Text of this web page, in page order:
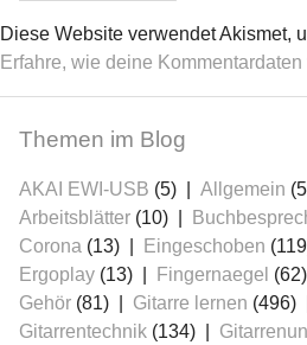
Diese Website verwendet Akismet,
Erfahre, wie deine
Themen im Blog
AKAI EWI-USB (5) Allgemein
Arbeitsblätter (10)
Corona (13) Eingeschoben
Ergoplay (13) Fingernaegel (62)
Gehör (81) Gitarre lernen (496)
Gitarrentechnik (134)